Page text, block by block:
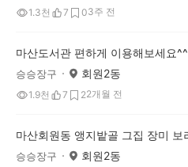
1.3천 7 03주 전
마산도서관 편하게 이용해보세요^^
승승장구 회원2동
1.9천 7 22개월 전
승승장구 회원2동